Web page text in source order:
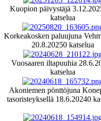
Kuopion päivystäjä
katselua
Korkeakosken paluujuna
20.8.20250 katselua
Vuosaaren iltapuuhia
katselua
Akoniemen pönttöjuna
tasoristeyksellä 18.6.20240